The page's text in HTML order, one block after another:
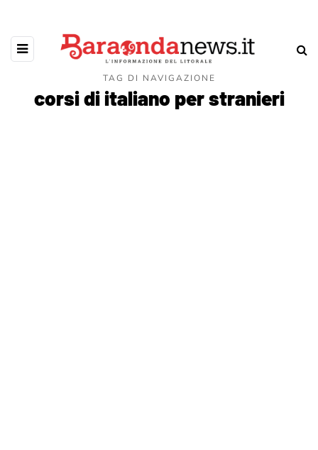
TAG DI NAVIGAZIONE
corsi di italiano per stranieri